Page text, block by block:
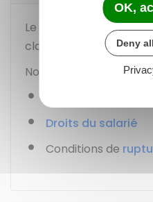
Le CDD dit seniorobéit
classique.
Notamment :
Droits du salarié
Conditions de
OK,
Deny